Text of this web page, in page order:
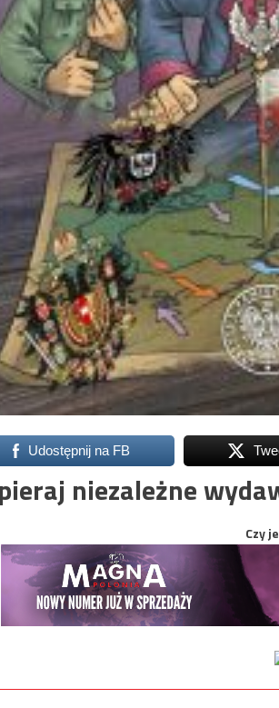
Udostępnij na FB
niezależne
Czy